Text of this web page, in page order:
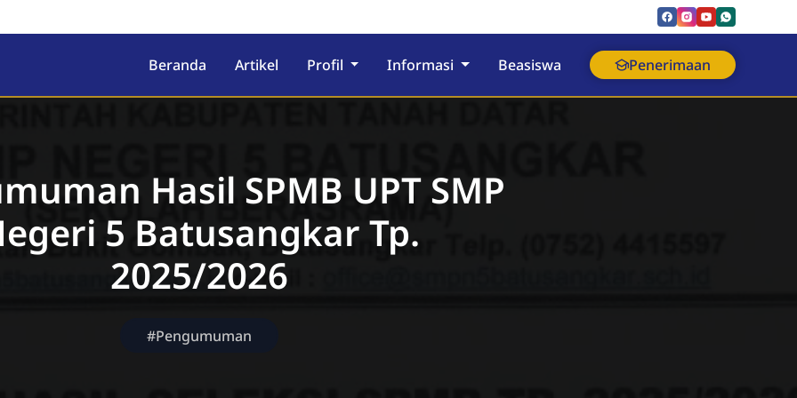
Berasrama
Beranda Artikel Profil Informasi Beasiswa Penerimaan
Hasil SPMB UPT SMP
5 Batusangkar Tp.
2025/2026
#Pengumuman